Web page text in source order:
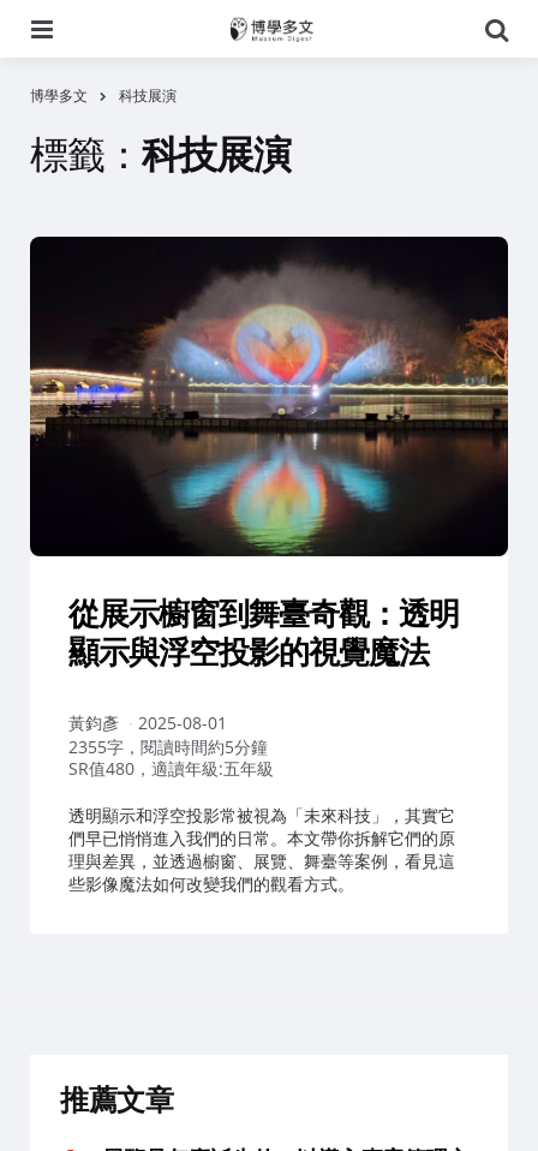
尋
博學多文 科技展演
標籤： 科技展演
從展示櫥窗到舞臺奇觀：透明
顯示與浮空投影的視覺魔法
作
者：
黃鈞彥
2025-08-01
2355字，閱讀時間約5分鐘
SR值480，適讀年級:五年級
透明顯示和浮空投影常被視為「未來科技」，其實它
們早已悄悄進入我們的日常。本文帶你拆解它們的原
理與差異，並透過櫥窗、展覽、舞臺等案例，看見這
些影像魔法如何改變我們的觀看方式。
推薦文章